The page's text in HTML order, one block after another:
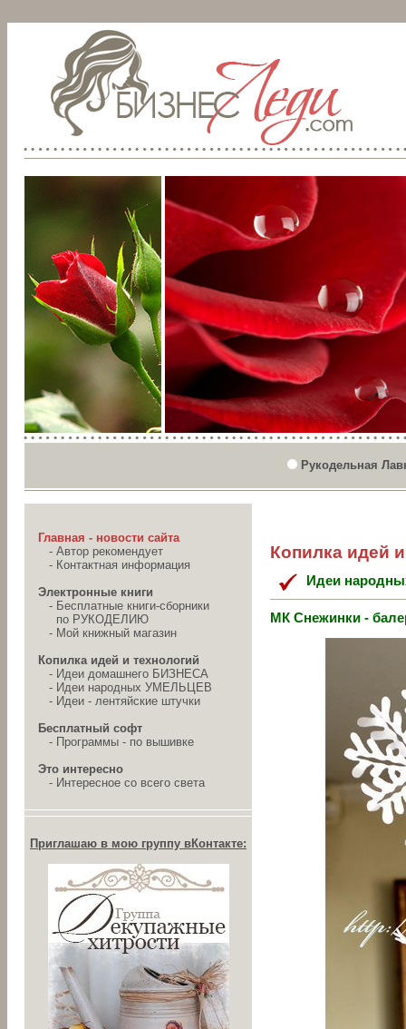
Рукодельная
Главная - новости сайта
- Автор рекомендует
- Контактная информация
Электронные книги
- Бесплатные книги-сборники
по РУКОДЕЛИЮ
- Мой книжный магазин
Копилка идей и технологий
- Идеи домашнего БИЗНЕСА
- Идеи народных УМЕЛЬЦЕВ
- Идеи - лентяйские штучки
Бесплатный софт
- Программы - по вышивке
Это интересно
- Интересное со всего света
Приглашаю в мою группу вКонтакте:
Копилка идей
Идеи
МК Снежинки -